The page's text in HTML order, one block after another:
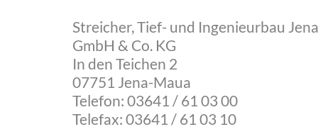
Streicher, Tief- und Ingenieurbau Jena
GmbH & Co. KG
In den Teichen 2
07751 Jena-Maua
Telefon: 03641 / 61 03 00
Telefax: 03641 / 61 03 10